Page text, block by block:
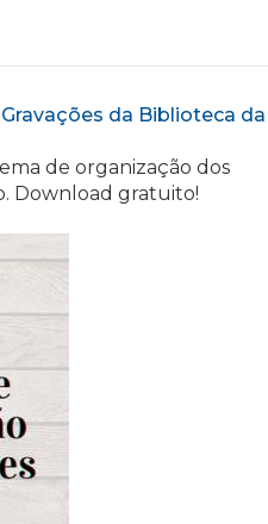
da Biblioteca da
de organização dos
Download gratuito!